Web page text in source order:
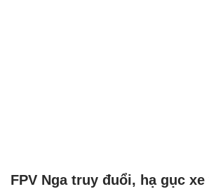
FPV Nga truy đuổi, hạ gục